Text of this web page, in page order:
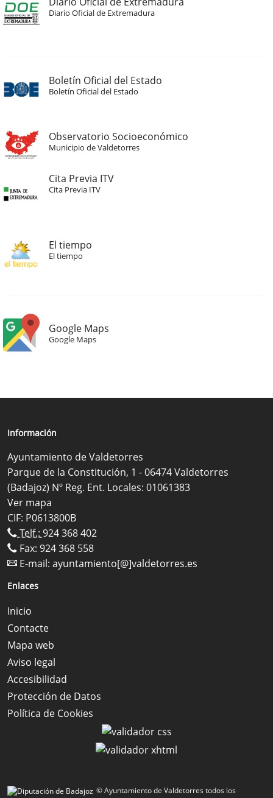
Diario Oficial de Extremadura
Boletín Oficial del Estado
Boletín Oficial del Estado
Observatorio Socioeconómico
Municipio de Valdetorres
Cita Previa ITV
Cita Previa ITV
El tiempo
El tiempo
Google Maps
Google Maps
Información
Ayuntamiento de Valdetorres
Parque de la Constitución, 1 - 06474 Valdetorres
(Badajoz) Nº Reg. Ent. Locales: 01061383
Ver mapa
CIF: P0613800B
Telf.: 924 368 402
Fax: 924 368 558
E-mail: ayuntamiento[@]valdetorres.es
Enlaces
Inicio
Contacte
Mapa web
Aviso legal
Accesibilidad
Protección de Datos
Política de Cookies
© Ayuntamiento de Valdetorres todos los